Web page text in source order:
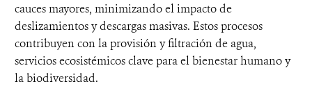
cauces mayores, minimizando el impacto de
deslizamientos y descargas masivas. Estos procesos
contribuyen con la provisión y filtración de agua,
servicios ecosistémicos clave para el bienestar humano y
la biodiversidad.